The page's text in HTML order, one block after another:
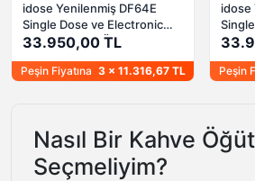
idose Yenilenmiş DF64E
Single Dose ve Electronic
Dosing Kahve Öğütücü Mat
33.950,00 TL
Peşin Fiyatına 3 x 11.316,67 TL
idose
Peşin
Nasıl Bir Kahve
Seçmeliyim?